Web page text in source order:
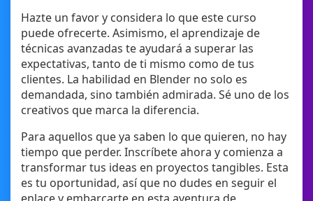
Hazte un favor y considera lo que este curso
puede ofrecerte. Asimismo, el aprendizaje de
técnicas avanzadas te ayudará a superar las
expectativas, tanto de ti mismo como de tus
clientes. La habilidad en Blender no solo es
demandada, sino también admirada. Sé uno de los
creativos que marca la diferencia.
Para aquellos que ya saben lo que quieren, no hay
tiempo que perder. Inscríbete ahora y comienza a
transformar tus ideas en proyectos tangibles. Esta
es tu oportunidad, así que no dudes en seguir el